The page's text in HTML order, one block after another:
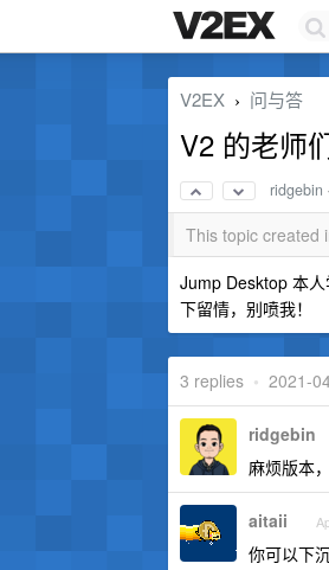
V2EX › 问与答
V2 的老师
ridgebin ·
This topic created
Jump Desktop 本
下留情，别喷我！
3 replies • 2021-
ridgebin
麻烦版本
aitaii
你可以下